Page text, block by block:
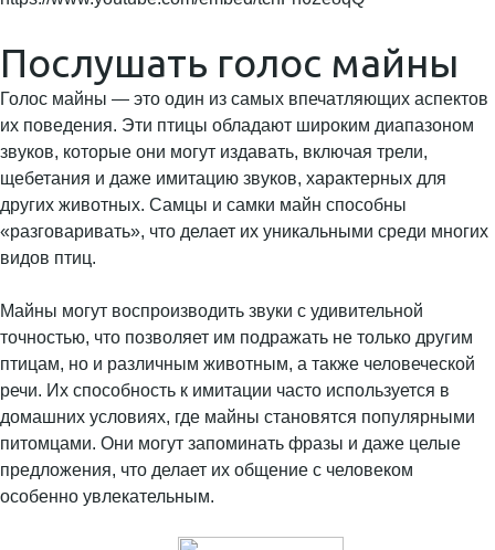
Послушать голос майны
Голос майны — это один из самых впечатляющих аспектов
их поведения. Эти птицы обладают широким диапазоном
звуков, которые они могут издавать, включая трели,
щебетания и даже имитацию звуков, характерных для
других животных. Самцы и самки майн способны
«разговаривать», что делает их уникальными среди многих
видов птиц.
Майны могут воспроизводить звуки с удивительной
точностью, что позволяет им подражать не только другим
птицам, но и различным животным, а также человеческой
речи. Их способность к имитации часто используется в
домашних условиях, где майны становятся популярными
питомцами. Они могут запоминать фразы и даже целые
предложения, что делает их общение с человеком
особенно увлекательным.